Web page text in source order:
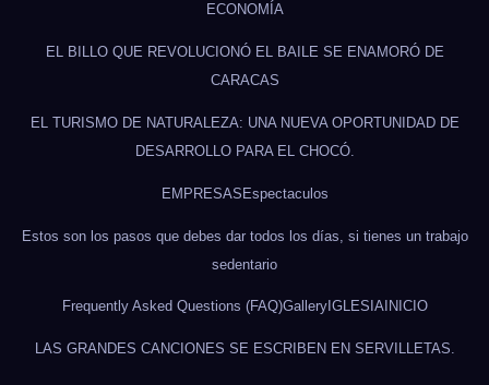
ECONOMÍA
EL BILLO QUE REVOLUCIONÓ EL BAILE SE ENAMORÓ DE
CARACAS
EL TURISMO DE NATURALEZA: UNA NUEVA OPORTUNIDAD DE
DESARROLLO PARA EL CHOCÓ.
EMPRESASEspectaculos
Estos son los pasos que debes dar todos los días, si tienes un trabajo
sedentario
Frequently Asked Questions (FAQ)GalleryIGLESIAINICIO
LAS GRANDES CANCIONES SE ESCRIBEN EN SERVILLETAS.